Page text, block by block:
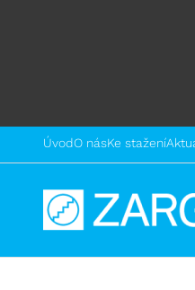
ÚvodO násKe stažení
Technika
práci